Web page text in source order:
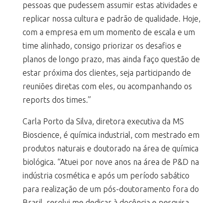
pessoas que pudessem assumir estas atividades e
replicar nossa cultura e padrão de qualidade. Hoje,
com a empresa em um momento de escala e um
time alinhado, consigo priorizar os desafios e
planos de longo prazo, mas ainda faço questão de
estar próxima dos clientes, seja participando de
reuniões diretas com eles, ou acompanhando os
reports dos times.”
Carla Porto da Silva, diretora executiva da MS
Bioscience, é química industrial, com mestrado em
produtos naturais e doutorado na área de química
biológica. “Atuei por nove anos na área de P&D na
indústria cosmética e após um período sabático
para realização de um pós-doutoramento fora do